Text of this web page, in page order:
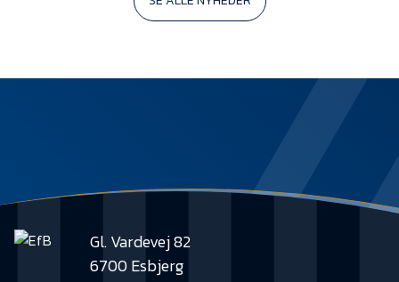
Gl. Vardevej 82
6700 Esbjerg